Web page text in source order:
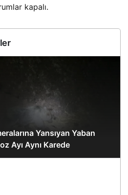
kapalı.
Yansıyan Yaban
Ayı Aynı Karede